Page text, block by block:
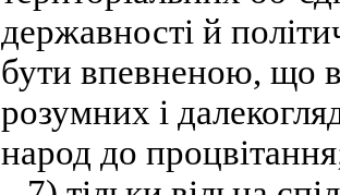
державності й
бути впевненою, що
розумних і
народ до